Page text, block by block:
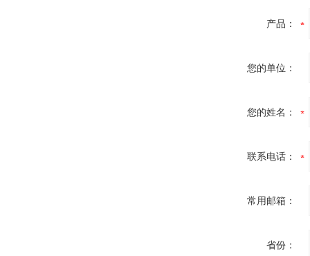
产品：
您的单位：
您的姓名：
联系电话：
常用邮箱：
省份：